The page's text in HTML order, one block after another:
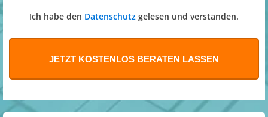
Ich habe den Datenschutz gelesen und verstanden.